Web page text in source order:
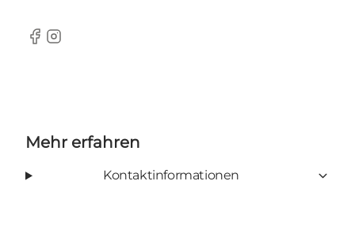
Facebook
Instagram
Mehr erfahren
Kontaktinformationen